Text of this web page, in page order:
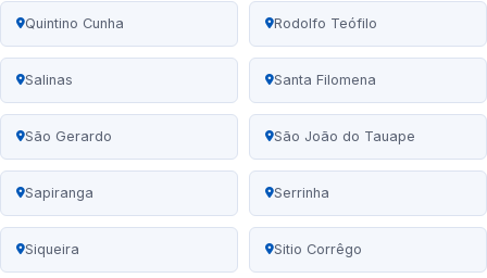
Quintino Cunha Rodolfo Teófilo
Salinas Santa Filomena
São Gerardo São João do Tauape
Sapiranga Serrinha
Siqueira Sitio Corrêgo